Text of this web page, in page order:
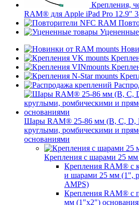
Крепления,
RAM® для Apple iPad Pro 12.9"
Шары RAM® 25-86 мм (B, C, D,
круглыми, ромбическими и
основаниями
Крепления с шарами 25
Крепления RAM® с
и шарами 25 мм (1",
AMPS)
Крепления RAM® с
мм (1"х2")